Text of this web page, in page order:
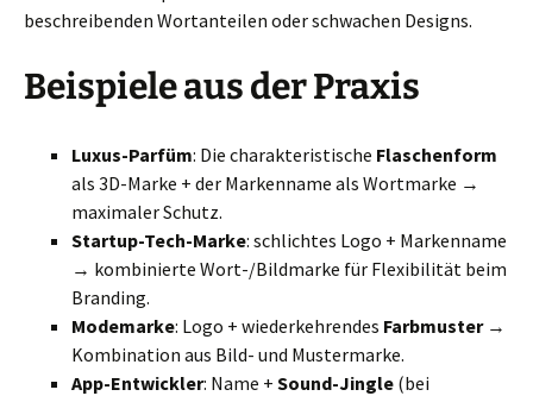
beschreibenden Wortanteilen oder schwachen Designs.
Beispiele aus der Praxis
Luxus-Parfüm: Die charakteristische Flaschenform
als 3D-Marke + der Markenname als Wortmarke →
maximaler Schutz.
Startup-Tech-Marke: schlichtes Logo + Markenname
→ kombinierte Wort-/Bildmarke für Flexibilität beim
Branding.
Modemarke: Logo + wiederkehrendes Farbmuster→
Kombination aus Bild- und Mustermarke.
App-Entwickler: Name + Sound-Jingle (bei